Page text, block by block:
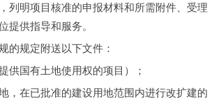
明项目核准的申报材料和所需附件、受理
提供指导和服务。
规定附送以下文件：
国有土地使用权的项目）；
在已批准的建设用地范围内进行改扩建的